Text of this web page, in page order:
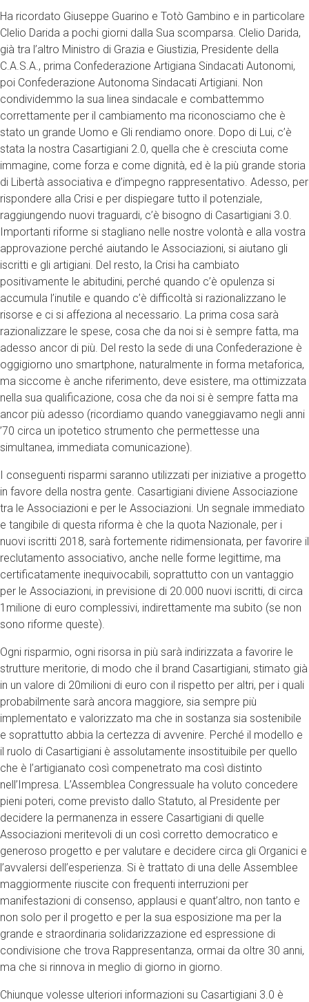
Ha ricordato Giuseppe Guarino e Totò Gambino e in particolare
Clelio Darida a pochi giorni dalla Sua scomparsa. Clelio Darida,
già tra l’altro Ministro di Grazia e Giustizia, Presidente della
C.A.S.A., prima Confederazione Artigiana Sindacati Autonomi,
poi Confederazione Autonoma Sindacati Artigiani. Non
condividemmo la sua linea sindacale e combattemmo
correttamente per il cambiamento ma riconosciamo che è
stato un grande Uomo e Gli rendiamo onore. Dopo di Lui, c’è
stata la nostra Casartigiani 2.0, quella che è cresciuta come
immagine, come forza e come dignità, ed è la più grande storia
di Libertà associativa e d’impegno rappresentativo. Adesso, per
rispondere alla Crisi e per dispiegare tutto il potenziale,
raggiungendo nuovi traguardi, c’è bisogno di Casartigiani 3.0.
Importanti riforme si stagliano nelle nostre volontà e alla vostra
approvazione perché aiutando le Associazioni, si aiutano gli
iscritti e gli artigiani. Del resto, la Crisi ha cambiato
positivamente le abitudini, perché quando c’è opulenza si
accumula l’inutile e quando c’è difficoltà si razionalizzano le
risorse e ci si affeziona al necessario. La prima cosa sarà
razionalizzare le spese, cosa che da noi si è sempre fatta, ma
adesso ancor di più. Del resto la sede di una Confederazione è
oggigiorno uno smartphone, naturalmente in forma metaforica,
ma siccome è anche riferimento, deve esistere, ma ottimizzata
nella sua qualificazione, cosa che da noi si è sempre fatta ma
ancor più adesso (ricordiamo quando vaneggiavamo negli anni
’70 circa un ipotetico strumento che permettesse una
simultanea, immediata comunicazione).
I conseguenti risparmi saranno utilizzati per iniziative a progetto
in favore della nostra gente. Casartigiani diviene Associazione
tra le Associazioni e per le Associazioni. Un segnale immediato
e tangibile di questa riforma è che la quota Nazionale, per i
nuovi iscritti 2018, sarà fortemente ridimensionata, per favorire il
reclutamento associativo, anche nelle forme legittime, ma
certificatamente inequivocabili, soprattutto con un vantaggio
per le Associazioni, in previsione di 20.000 nuovi iscritti, di circa
1milione di euro complessivi, indirettamente ma subito (se non
sono riforme queste).
Ogni risparmio, ogni risorsa in più sarà indirizzata a favorire le
strutture meritorie, di modo che il brand Casartigiani, stimato già
in un valore di 20milioni di euro con il rispetto per altri, per i quali
probabilmente sarà ancora maggiore, sia sempre più
implementato e valorizzato ma che in sostanza sia sostenibile
e soprattutto abbia la certezza di avvenire. Perché il modello e
il ruolo di Casartigiani è assolutamente insostituibile per quello
che è l’artigianato così compenetrato ma così distinto
nell’Impresa. L’Assemblea Congressuale ha voluto concedere
pieni poteri, come previsto dallo Statuto, al Presidente per
decidere la permanenza in essere Casartigiani di quelle
Associazioni meritevoli di un così corretto democratico e
generoso progetto e per valutare e decidere circa gli Organici e
l’avvalersi dell’esperienza. Si è trattato di una delle Assemblee
maggiormente riuscite con frequenti interruzioni per
manifestazioni di consenso, applausi e quant’altro, non tanto e
non solo per il progetto e per la sua esposizione ma per la
grande e straordinaria solidarizzazione ed espressione di
condivisione che trova Rappresentanza, ormai da oltre 30 anni,
ma che si rinnova in meglio di giorno in giorno.
Chiunque volesse ulteriori informazioni su Casartigiani 3.0 è